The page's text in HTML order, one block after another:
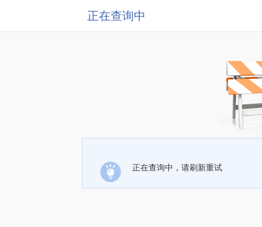
正在查询中
正在查询中，请刷新重试